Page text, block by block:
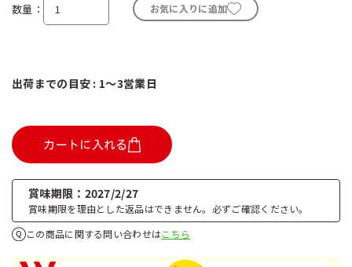
数量 お気に入りに追加
出荷までの目安 : 1～3営業日
カートに入れる
賞味期限 2027/2/27
賞味期限を理由とした返品はできません。必ずご確認ください。
この商品に関する問い合わせはこちら